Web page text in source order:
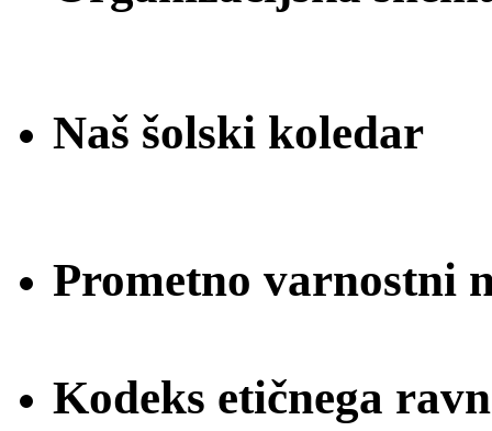
Naš šolski koledar
Prometno varnostni
Kodeks etičnega